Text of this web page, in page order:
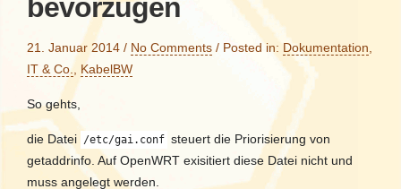
bevorzugen
21. Januar 2014 / No Comments / Posted in: Dokumentation
IT & Co.
KabelBW
So gehts,
die Datei /etc/gai.conf steuert die Priorisierung von
getaddrinfo. Auf OpenWRT exisitiert diese Datei nicht und
muss angelegt werden.